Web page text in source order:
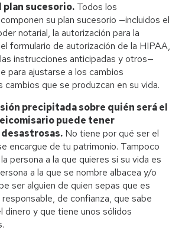
plan sucesorio. Todos los
su plan sucesorio —incluidos el
notarial, la autorización para la
formulario de autorización de la HIPAA,
instrucciones anticipadas y otros—
para ajustarse a los cambios
cambios que se produzcan en su vida.
precipitada sobre quién será el
puede tener
No tiene por qué ser el
encargue de tu patrimonio. Tampoco
persona a la que quieres si su vida es
a la que se nombre albacea y/o
ser alguien de quien sepas que es
de confianza, que sabe
dinero y que tiene unos sólidos